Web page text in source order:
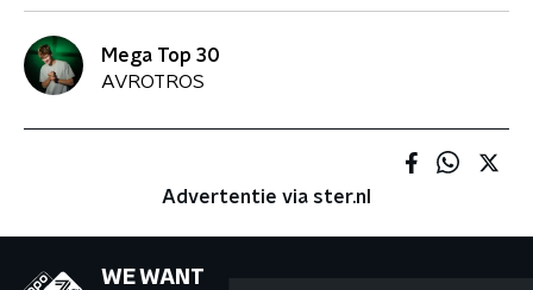
Mega Top 30
AVROTROS
Advertentie via ster.nl
WE WANT